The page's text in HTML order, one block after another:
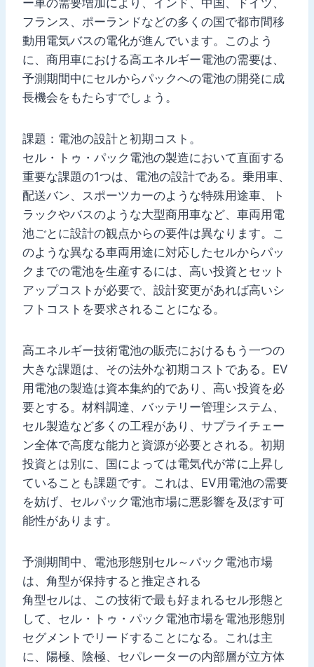
フランス、ポーランドなどの多くの国で都市間移
動用電気バスの電化が進んでいます。このよう
に、商用車における高エネルギー電池の需要は、
予測期間中にセルからパックへの電池の開発に成
長機会をもたらすでしょう。
課題：電池の設計と初期コスト。
セル・トゥ・パック電池の製造において直面する
重要な課題の1つは、電池の設計である。乗用車、
配送バン、スポーツカーのような特殊用途車、ト
ラックやバスのような大型商用車など、車両用電
池ごとに設計の観点からの要件は異なります。こ
のような異なる車両用途に対応したセルからパッ
クまでの電池を生産するには、高い投資とセット
アップコストが必要で、設計変更があれば高いシ
フトコストを要求されることになる。
高エネルギー技術電池の販売におけるもう一つの
大きな課題は、その法外な初期コストである。EV
用電池の製造は資本集約的であり、高い投資を必
要とする。材料調達、バッテリー管理システム、
セル製造など多くの工程があり、サプライチェー
ン全体で高度な能力と資源が必要とされる。初期
投資とは別に、国によっては電気代が常に上昇し
ていることも課題です。これは、EV用電池の需要
を妨げ、セルパック電池市場に悪影響を及ぼす可
能性があります。
予測期間中、電池形態別セル～パック電池市場
は、角型が保持すると推定される
角型セルは、この技術で最も好まれるセル形態と
して、セル・トゥ・パック電池市場を電池形態別
セグメントでリードすることになる。これは主
に、陽極、陰極、セパレーターの内部層が立方体